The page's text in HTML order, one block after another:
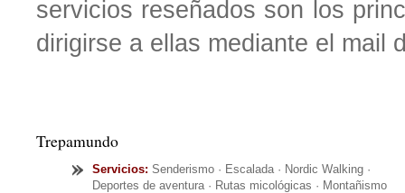
servicios reseñados son los
dirigirse a ellas mediante el mail
Trepamundo
Servicios: Senderismo · Escalada · Nordic Walking ·
Deportes de aventura · Rutas micológicas · Montañismo